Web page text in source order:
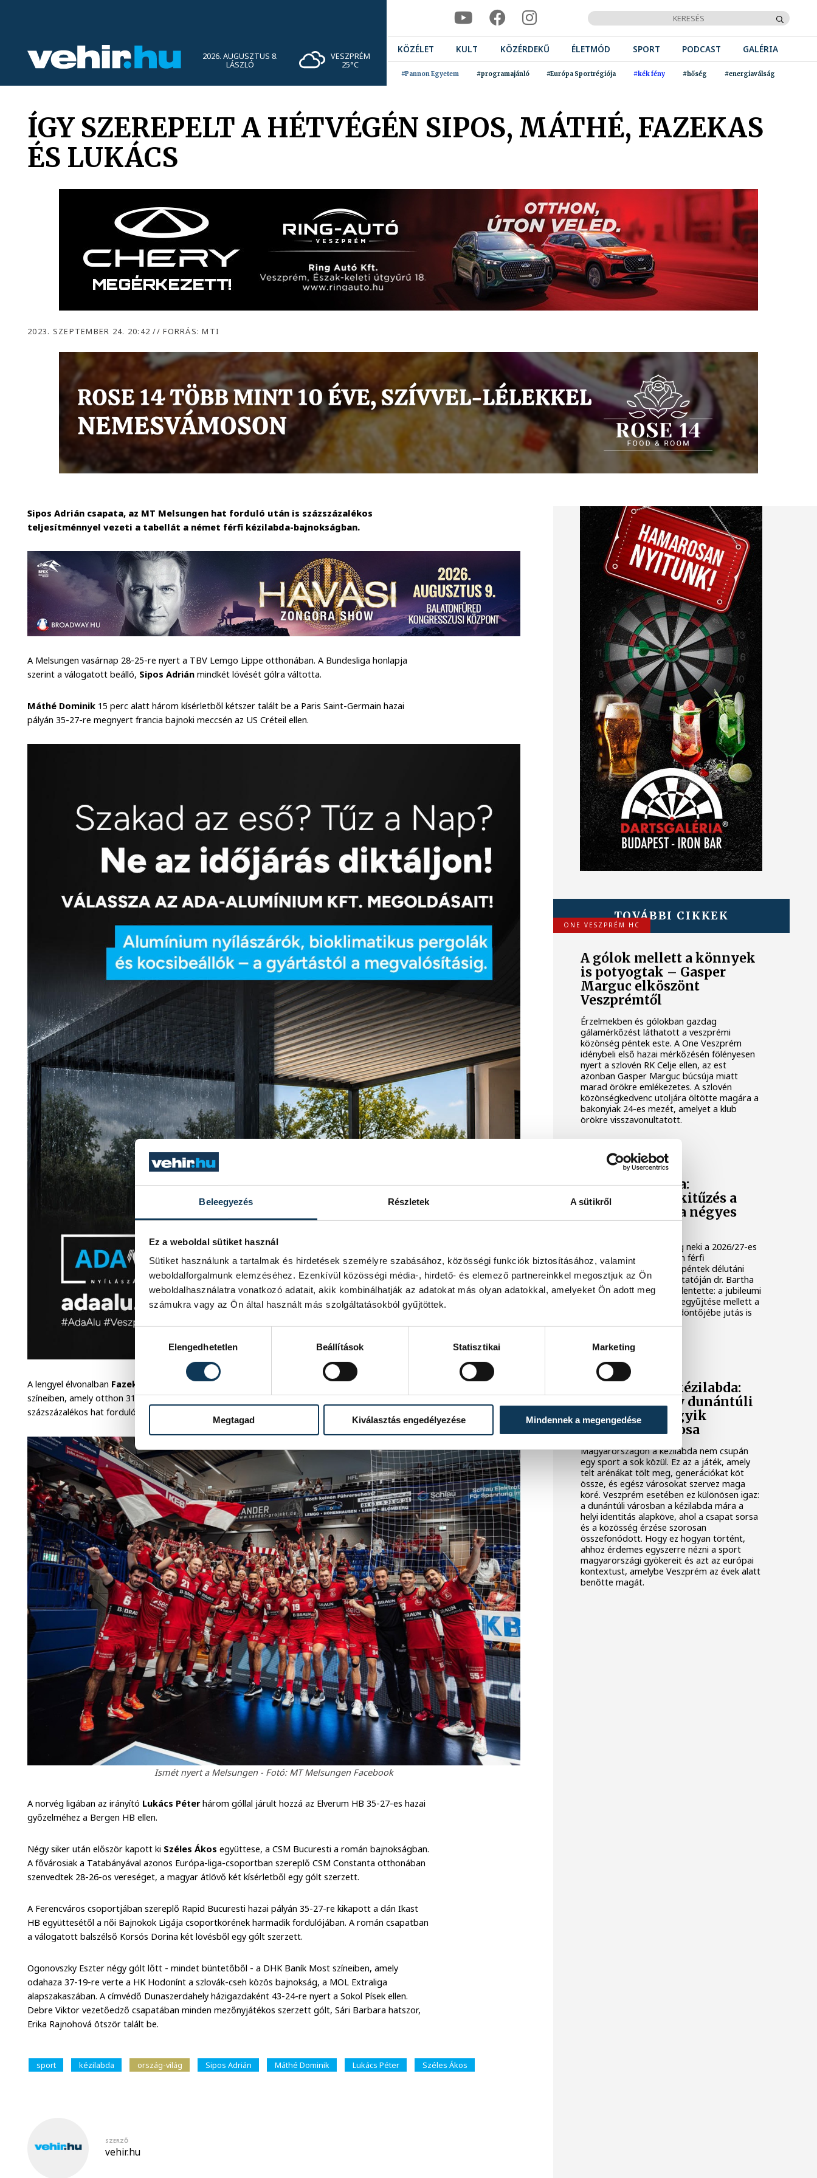
Beleegyezés Részletek A sütikről
Ez a weboldal sütiket használ
Sütiket használunk a tartalmak és hirdetések személyre szabásához, közösségi funkciók biztosításához, valamint
weboldalforgalmunk elemzéséhez. Ezenkívül közösségi média-, hirdető- és elemező partnereinkkel megosztjuk az Ön
weboldalhasználatra vonatkozó adatait, akik kombinálhatják az adatokat más olyan adatokkal, amelyeket Ön adott meg
számukra vagy az Ön által használt más szolgáltatásokból gyűjtöttek.
Elengedhetetlen
Beállítások Statisztikai Marketing
Megtagad Kiválasztás engedélyezése Mindennek a megengedése
2026. AUGUSZTUS 8.
LÁSZLÓ
VESZPRÉM
25°C
KÖZÉLET KULT KÖZÉRDEKŰ ÉLETMÓD SPORT PODCAST GALÉRIA
#Pannon Egyetem #programajánló #Európa Sportrégiója #kék fény #hőség #energiaválság
ÍGY SZEREPELT A HÉTVÉGÉN SIPOS, MÁTHÉ, FAZEKAS
ÉS LUKÁCS
2023. SZEPTEMBER 24. 20:42// FORRÁS: MTI
Sipos Adrián csapata, az MT Melsungen hat forduló után is százszázalékos
teljesítménnyel vezeti a tabellát a német férfi kézilabda-bajnokságban.
A Melsungen vasárnap 28-25-re nyert a TBV Lemgo Lippe otthonában. A Bundesliga honlapja
szerint a válogatott beálló, Sipos Adrián mindkét lövését gólra váltotta.
Máthé Dominik 15 perc alatt három kísérletből kétszer talált be a Paris Saint-Germain hazai
pályán 35-27-re megnyert francia bajnoki meccsén az US Créteil ellen.
A lengyel élvonalban Fazekas Gergő
két kísérletből egyszer volt eredményes az Orlen Wisla Plock
színeiben, amely otthon 31-20-ra nyert a Wybrzeze Gdansk ellen. A Lengyel Kupa címvédője
százszázalékos hat forduló után.
Ismét nyert a Melsungen - Fotó: MT Melsungen Facebook
A norvég ligában az irányító Lukács Péterhárom góllal járult hozzá az Elverum HB 35-27-es hazai
győzelméhez a Bergen HB ellen.
Négy siker után először kapott ki Széles Ákos együttese, a CSM Bucuresti a román bajnokságban.
A fővárosiak a Tatabányával azonos Európa-liga-csoportban szereplő CSM Constanta otthonában
szenvedtek 28-26-os vereséget, a magyar átlövő két kísérletből egy gólt szerzett.
A Ferencváros csoportjában szereplő Rapid Bucuresti hazai pályán 35-27-re kikapott a dán Ikast
HB együttesétől a női Bajnokok Ligája csoportkörének harmadik fordulójában. A román csapatban
a válogatott balszélső Korsós Dorina két lövésből egy gólt szerzett.
Ogonovszky Eszter négy gólt lőtt - mindet büntetőből - a DHK Baník Most színeiben, amely
odahaza 37-19-re verte a HK Hodonínt a szlovák-cseh közös bajnokság, a MOL Extraliga
alapszakaszában. A címvédő Dunaszerdahely házigazdaként 43-24-re nyert a Sokol Písek ellen.
Debre Viktor vezetőedző csapatában minden mezőnyjátékos szerzett gólt, Sári Barbara hatszor,
Erika Rajnohová ötször talált be.
sport kézilabda ország-világ Sipos Adrián Máthé Dominik Lukács Péter Széles Ákos
SZERZŐ
vehir.hu
TOVÁBBI CIKKEK
ONE VESZPRÉM HC
A gólok mellett a könnyek
is potyogtak – Gasper
Marguc elköszönt
Veszprémtől
Érzelmekben és gólokban gazdag
gálamérkőzést láthatott a veszprémi
közönség péntek este. A One Veszprém
idénybeli első hazai mérkőzésén fölényesen
nyert a szlovén RK Celje ellen, az est
azonban Gasper Marguc búcsúja miatt
marad örökre emlékezetes. A szlovén
közönségkedvenc utoljára öltötte magára a
bakonyiak 24-es mezét, amelyet a klub
örökre visszavonultatott.
Dr. Bartha Csaba:
egyértelmű célkitűzés a
Bajnokok Ligája négyes
döntője
Huszonkét játékossal vág neki a 2026/27-es
idénynek a One Veszprém férfi
kézilabdacsapata. A klub péntek délutáni
szezonnyitó sajtótájékoztatóján dr. Bartha
Csaba vezérigazgató kijelentette: a jubileumi
idényben a hazai címek begyűjtése mellett a
Bajnokok Ligája négyes döntőjébe jutás is
egyértelmű célkitűzés.
TÁMOGATOTT TARTALOM
Veszprém és a kézilabda:
hogyan lett egy dunántúli
város Európa egyik
kézilabdafővárosa
Magyarországon a kézilabda nem csupán
egy sport a sok közül. Ez az a játék, amely
telt arénákat tölt meg, generációkat köt
össze, és egész városokat szervez maga
köré. Veszprém esetében ez különösen igaz:
a dunántúli városban a kézilabda mára a
helyi identitás alapköve, ahol a csapat sorsa
és a közösség érzése szorosan
összefonódott. Hogy ez hogyan történt,
ahhoz érdemes egyszerre nézni a sport
magyarországi gyökereit és azt az európai
kontextust, amelybe Veszprém az évek alatt
benőtte magát.